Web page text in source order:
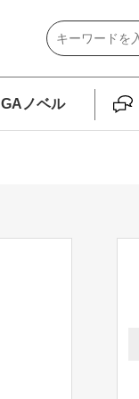
GAノベル